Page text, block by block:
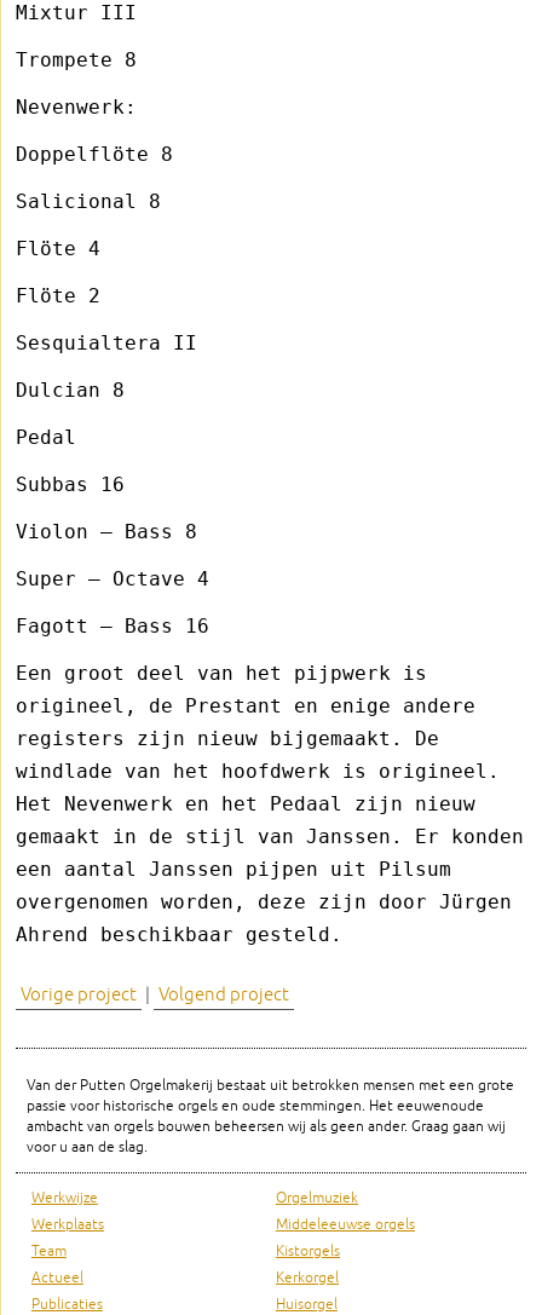
Mixtur III
Trompete 8
Nevenwerk:
Doppelflöte 8
Salicional 8
Flöte 4
Flöte 2
Sesquialtera II
Dulcian 8
Pedal
Subbas 16
Violon – Bass 8
Super – Octave 4
Fagott – Bass 16
Een groot deel van het pijpwerk is
origineel, de Prestant en enige andere
registers zijn nieuw bijgemaakt. De
windlade van het hoofdwerk is origineel.
Het Nevenwerk en het Pedaal zijn nieuw
gemaakt in de stijl van Janssen. Er konden
een aantal Janssen pijpen uit Pilsum
overgenomen worden, deze zijn door Jürgen
Ahrend beschikbaar gesteld.
Vorige project | Volgend project
Van der Putten Orgelmakerij bestaat uit betrokken mensen met een grote
passie voor historische orgels en oude stemmingen. Het eeuwenoude
ambacht van orgels bouwen beheersen wij als geen ander. Graag gaan wij
voor u aan de slag.
Werkwijze
Werkplaats
Team
Actueel
Publicaties
Orgelmuziek
Middeleeuwse orgels
Kistorgels
Kerkorgel
Huisorgel